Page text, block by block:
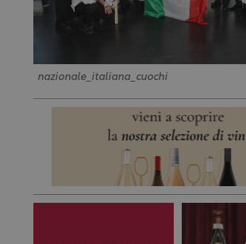
nazionale_italiana_cuochi